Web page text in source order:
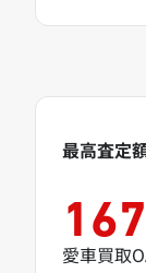
最高査定
167
愛車買取